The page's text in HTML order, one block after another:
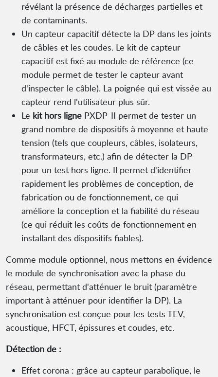
révélant la présence de décharges partielles et
de contaminants.
Un capteur capacitif détecte la DP dans les joints
de câbles et les coudes. Le kit de capteur
capacitif est fixé au module de référence (ce
module permet de tester le capteur avant
d'inspecter le câble). La poignée qui est vissée au
capteur rend l'utilisateur plus sûr.
Le kit hors ligne PXDP-II permet de tester un
grand nombre de dispositifs à moyenne et haute
tension (tels que coupleurs, câbles, isolateurs,
transformateurs, etc.) afin de détecter la DP
pour un test hors ligne. Il permet d'identifier
rapidement les problèmes de conception, de
fabrication ou de fonctionnement, ce qui
améliore la conception et la fiabilité du réseau
(ce qui réduit les coûts de fonctionnement en
installant des dispositifs fiables).
Comme module optionnel, nous mettons en évidence
le module de synchronisation avec la phase du
réseau, permettant d'atténuer le bruit (paramètre
important à atténuer pour identifier la DP). La
synchronisation est conçue pour les tests TEV,
acoustique, HFCT, épissures et coudes, etc.
Détection de :
Effet corona : grâce au capteur parabolique, le